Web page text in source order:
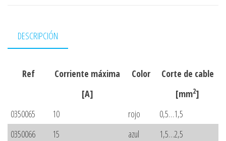
DESCRIPCIÓN
Ref Corriente máxima Color
Corte de cable
[A]
[mm2]
0350065
10 rojo
0,5…1,5
0350066
15 azul
1,5…2,5